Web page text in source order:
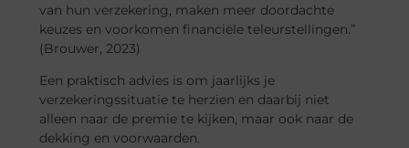
van hun verzekering, maken meer doordachte
keuzes en voorkomen financiële teleurstellingen.”
(Brouwer, 2023)
Een praktisch advies is om jaarlijks je
verzekeringssituatie te herzien en daarbij niet
alleen naar de premie te kijken, maar ook naar de
dekking en voorwaarden.